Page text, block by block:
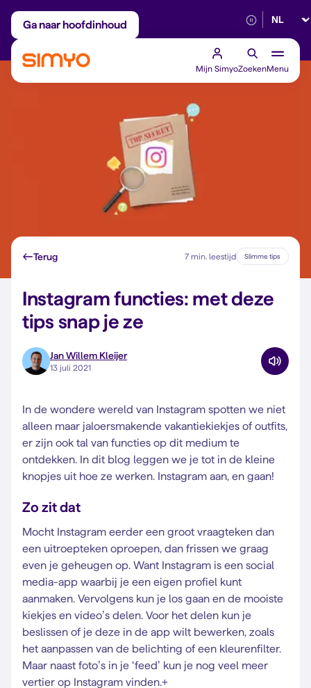
Ga naar hoofdinhoud
Maandelijks aanpasbaar Betrouwbaar
Mijn SimyoZoekenMenu
Terug 7 min. leestijd Slimme tips
Instagram functies: met deze
tips snap je ze
Jan Willem Kleijer
13 juli 2021
In de wondere wereld van Instagram spotten we niet
alleen maar jaloersmakende vakantiekiekjes of outfits,
er zijn ook tal van functies op dit medium te
ontdekken. In dit blog leggen we je tot in de kleine
knopjes uit hoe ze werken. Instagram aan, en gaan!
Zo zit dat
Mocht Instagram eerder een groot vraagteken dan
een uitroepteken oproepen, dan frissen we graag
even je geheugen op. Want Instagram is een social
media-app waarbij je een eigen profiel kunt
aanmaken. Vervolgens kun je los gaan en de mooiste
kiekjes en video’s delen. Voor het delen kun je
beslissen of je deze in de app wilt bewerken, zoals
het aanpassen van de belichting of een kleurenfilter.
Maar naast foto’s in je ‘feed’ kun je nog veel meer
vertier op Instagram vinden.+